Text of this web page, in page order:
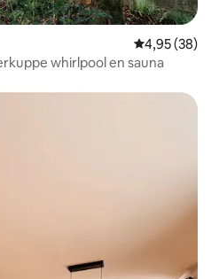
Gemiddelde
4,95 (38)
whirlpool en sauna